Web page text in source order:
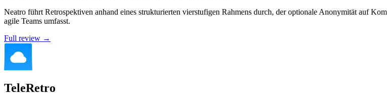
Neatro führt Retrospektiven anhand eines strukturierten vierstufigen Rahmens durch, der optionale Anonymität auf
agile Teams umfasst.
Full review →
TeleRetro